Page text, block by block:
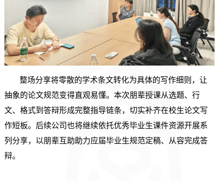
整场分享将零散的学术条文转化为具体的写作细则，让
抽象的论文规范变得直观易懂。本次朋辈授课从选题、行
文、格式到答辩形成完整指导链条，切实补齐在校生论文写
作短板。后续公司也将继续依托优秀毕业生课件资源开展系
列分享，以朋辈互助助力应届毕业生规范定稿、从容完成答
辩。